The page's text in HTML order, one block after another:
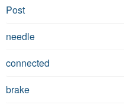
Post
needle
connected
brake